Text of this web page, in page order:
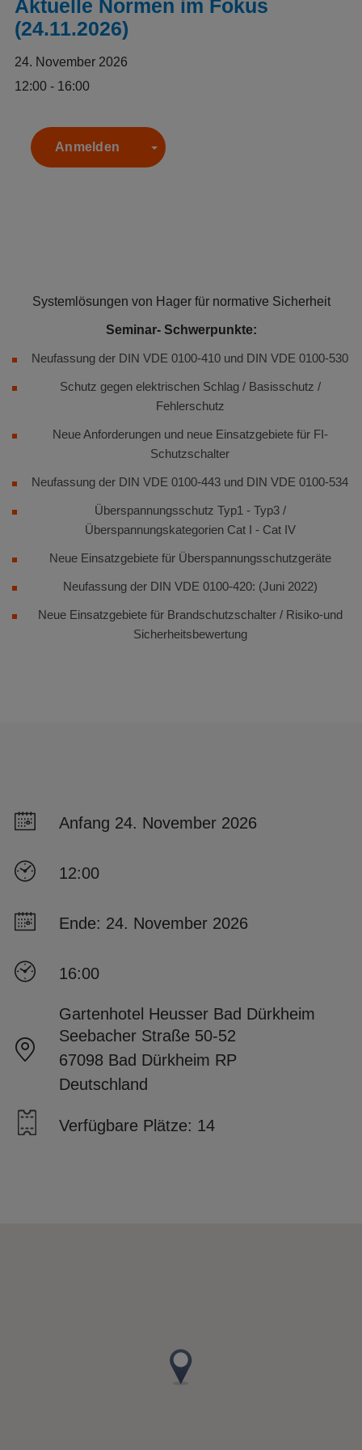
Aktuelle Normen im Fokus
(24.11.2026)
24. November 2026
12:00 - 16:00
Anmelden Toggle Dropdown
Systemlösungen von Hager für normative Sicherheit
Seminar- Schwerpunkte:
Neufassung der DIN VDE 0100-410 und DIN VDE 0100-530
Schutz gegen elektrischen Schlag / Basisschutz /
Fehlerschutz
Neue Anforderungen und neue Einsatzgebiete für FI-
Schutzschalter
Neufassung der DIN VDE 0100-443 und DIN VDE 0100-534
Überspannungsschutz Typ1 - Typ3 /
Überspannungskategorien Cat I - Cat IV
Neue Einsatzgebiete für Überspannungsschutzgeräte
Neufassung der DIN VDE 0100-420: (Juni 2022)
Neue Einsatzgebiete für Brandschutzschalter / Risiko-und
Sicherheitsbewertung
Anfang 24. November 2026
12:00
Ende: 24. November 2026
16:00
Gartenhotel Heusser Bad Dürkheim
Seebacher Straße 50-52
67098 Bad Dürkheim RP
Deutschland
Verfügbare Plätze: 14